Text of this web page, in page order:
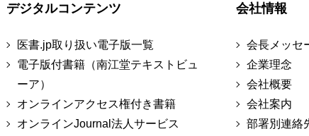
デジタルコンテンツ
医書.jp取り扱い電子版一覧
電子版付書籍（南江堂テキストビュ
ーア）
オンラインアクセス権付き書籍
オンラインJournal法人サービス
会社情報
会長メッセ
企業理念
会社概要
会社案内
部署別連絡